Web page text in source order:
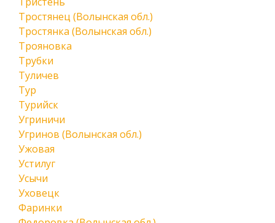
Тростянец (Волынская обл.)
Тростянка (Волынская обл.)
Трояновка
Трубки
Туличев
Тур
Турийск
Угриничи
Угринов (Волынская обл.)
Ужовая
Устилуг
Усычи
Уховецк
Фаринки